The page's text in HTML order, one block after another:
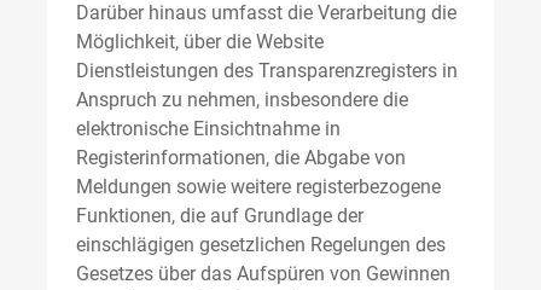
Darüber hinaus umfasst die Verarbeitung die
Möglichkeit, über die Website
Dienstleistungen des Transparenzregisters in
Anspruch zu nehmen, insbesondere die
elektronische Einsichtnahme in
Registerinformationen, die Abgabe von
Meldungen sowie weitere registerbezogene
Funktionen, die auf Grundlage der
einschlägigen gesetzlichen Regelungen des
Gesetzes über das Aufspüren von Gewinnen